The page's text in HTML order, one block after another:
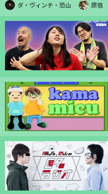
ダ・ヴィンチ・恐山 原宿